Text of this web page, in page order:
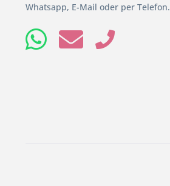
Whatsapp, E-Mail oder per Telefon.